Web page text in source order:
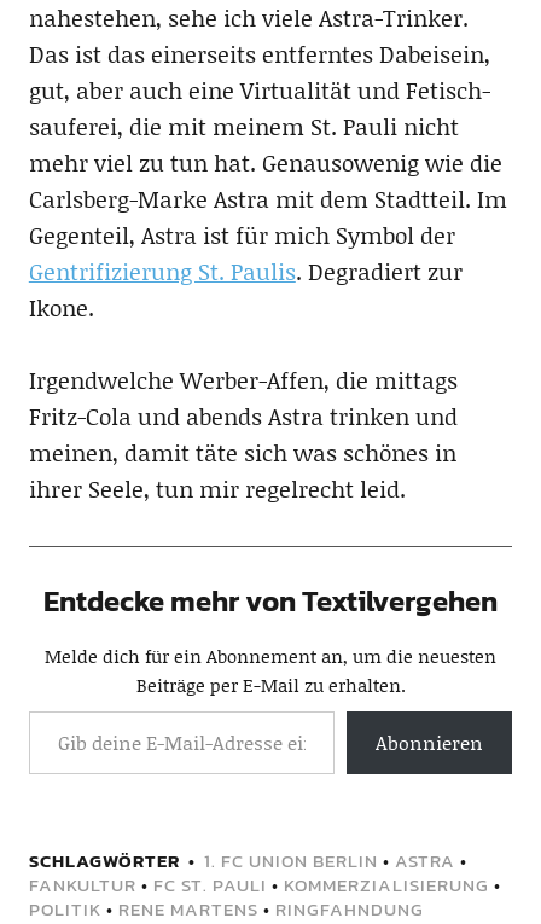
nahestehen, sehe ich viele Astra-Trinker.
Das ist das einerseits entferntes Dabeisein,
gut, aber auch eine Virtualität und Fetisch-
sauferei, die mit meinem St. Pauli nicht
mehr viel zu tun hat. Genausowenig wie die
Carlsberg-Marke Astra mit dem Stadtteil. Im
Gegenteil, Astra ist für mich Symbol der
Gentrifizierung St. Paulis. Degradiert zur
Ikone.
Irgendwelche Werber-Affen, die mittags
Fritz-Cola und abends Astra trinken und
meinen, damit täte sich was schönes in
ihrer Seele, tun mir regelrecht leid.
Entdecke mehr von Textilvergehen
Melde dich für ein Abonnement an, um die neuesten
Beiträge per E-Mail zu erhalten.
Abonnieren
SCHLAGWÖRTER 1. FC UNION BERLIN • ASTRA •
FANKULTUR • FC ST. PAULI • KOMMERZIALISIERUNG •
POLITIK • RENE MARTENS • RINGFAHNDUNG